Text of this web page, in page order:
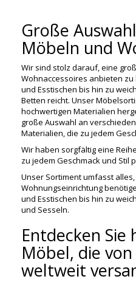
Große
Möbeln und
Wir sind stolz darauf, eine
Wohnaccessoires anbieten
und Esstischen bis hin zu
Betten reicht. Unser
hochwertigen Materialien
große Auswahl an
Materialien, die zu jedem
Wir haben sorgfältig eine
zu jedem Geschmack und Stil
Unser Sortiment umfasst
Wohnungseinrichtung
und Esstischen bis hin zu
und Sesseln.
Entdecken
Möbel, die
weltweit